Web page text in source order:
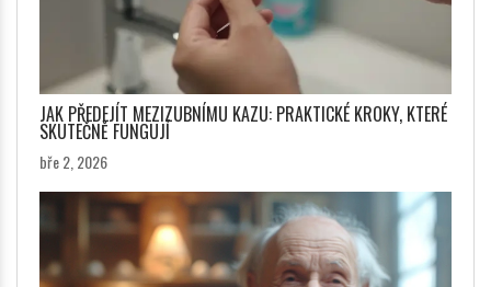
JAK PŘEDEJÍT MEZIZUBNÍMU KAZU: PRAKTICKÉ KROKY, KTERÉ
SKUTEČNĚ FUNGUJÍ
bře 2, 2026